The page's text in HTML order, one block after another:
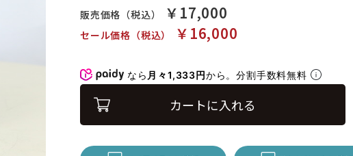
販売価格（税込） ￥17,000
セール価格（税込） ￥16,000
なら 月々1,333円から。分割手数料無料
カートに入れる